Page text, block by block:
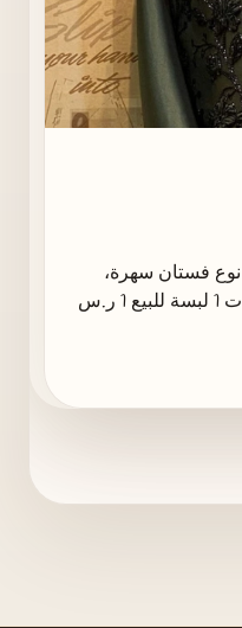
فستان سهرة،
حجم S، لون اسود، عدد لبسات 1 لبسة للبيع 1 ر.س